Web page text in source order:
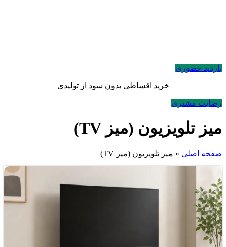
بازدید حضوری
خرید اقساطی بدون سود از تولیدی
رضایت مشتری
میز تلویزیون (میز TV)
صفحه اصلی » میز تلویزیون (میز TV)